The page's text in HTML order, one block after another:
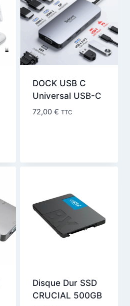
DOCK USB C
Universal USB-C
72,00 € TTC
Disque Dur SSD
CRUCIAL 500GB